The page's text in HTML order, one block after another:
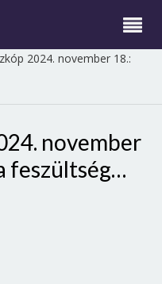
2024. november 18.:
november
feszültség…